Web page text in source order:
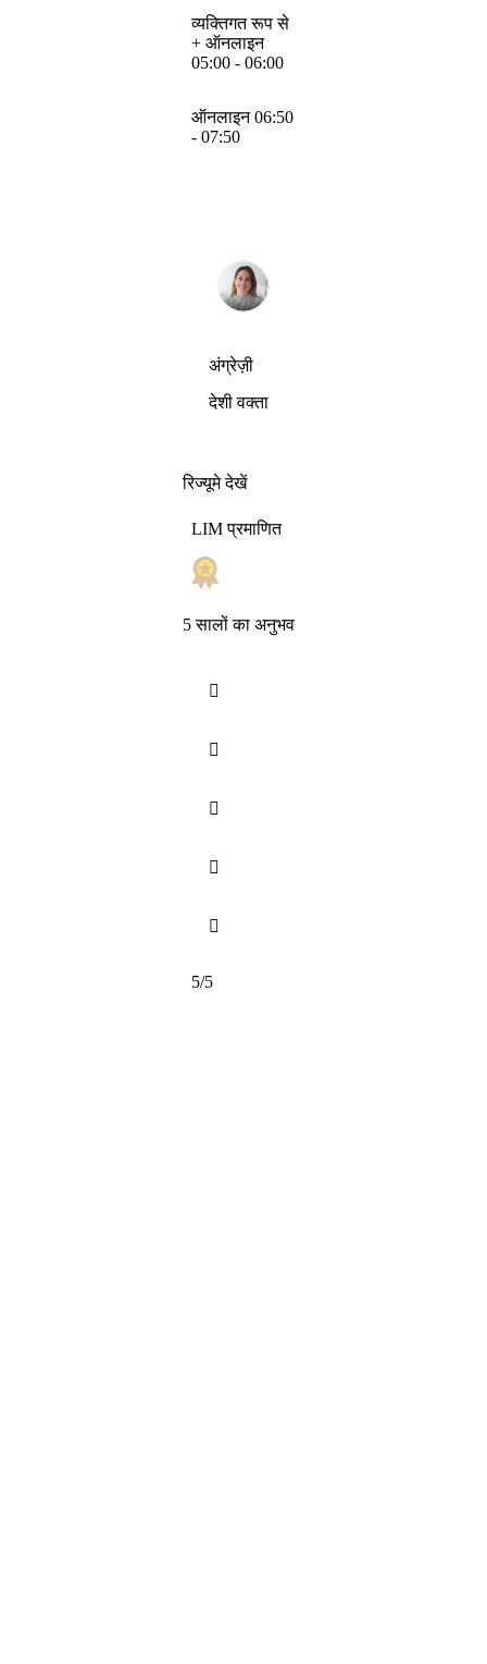
व्यक्तिगत रूप से
+ ऑनलाइन
05:00 - 06:00
ऑनलाइन 06:50
- 07:50
अंग्रेज़ी
देशी वक्ता
रिज्यूमे देखें
LIM प्रमाणित
5 सालों का अनुभव





5/5